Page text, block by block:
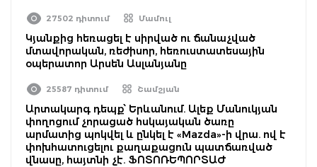
27502 դիտում Մամուլ
Կյանքից հեռացել է սիրված ու ճանաչված
մտավորական, ռեժիսոր, հեռուստատեսային
օպերատոր Արսեն Ասլանյանը
25587 դիտում Շամշյան
Արտակարգ դեպք՝ Երևանում. Ալեք Մանուկյան
փողոցում չորացած հսկայական ծառը
արմատից պոկվել և ընկել է «Mazda»-ի վրա. ով է
փոխհատուցելու քաղաքացուն պատճառված
վնասը, հայտնի չէ. ՖՈՏՈՌԵՊՈՐՏԱԺ